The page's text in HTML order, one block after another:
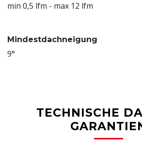
min 0,5 lfm - max 12 lfm
Mindestdachneigung
9°
TECHNISCHE